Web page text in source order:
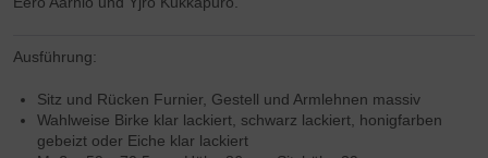
Ausführung:
Sitz und Rücken Furnier, Gestell und Armlehnen massiv
Wahlweise Birke klar lackiert, schwarz lackiert, honigfarben
gebeizt oder Eiche klar lackiert